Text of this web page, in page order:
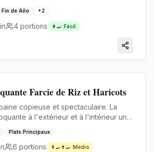
Fin de Año +2
4 portions 👨‍🍳 Fácil
Farcie de Riz et Haricots
copieuse et spectaculaire. La
à l'extérieur et à l'intérieur une
Plats Principaux
6 portions 👨‍🍳👨‍🍳 Medio